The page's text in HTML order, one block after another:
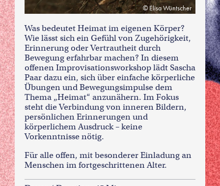
Elisa Wüntscher
Was bedeutet Heimat im eigenen Körper?
Wie lässt sich ein Gefühl von Zugehörigkeit,
Erinnerung oder Vertrautheit durch
Bewegung erfahrbar machen? In diesem
offenen Improvisationsworkshop lädt Sascha
Paar dazu ein, sich über einfache körperliche
Übungen und Bewegungsimpulse dem
Thema „Heimat“ anzunähern. Im Fokus
steht die Verbindung von inneren Bildern,
persönlichen Erinnerungen und
körperlichem Ausdruck – keine
Vorkenntnisse nötig.
Für alle offen, mit besonderer Einladung an
Menschen im fortgeschrittenen Alter.